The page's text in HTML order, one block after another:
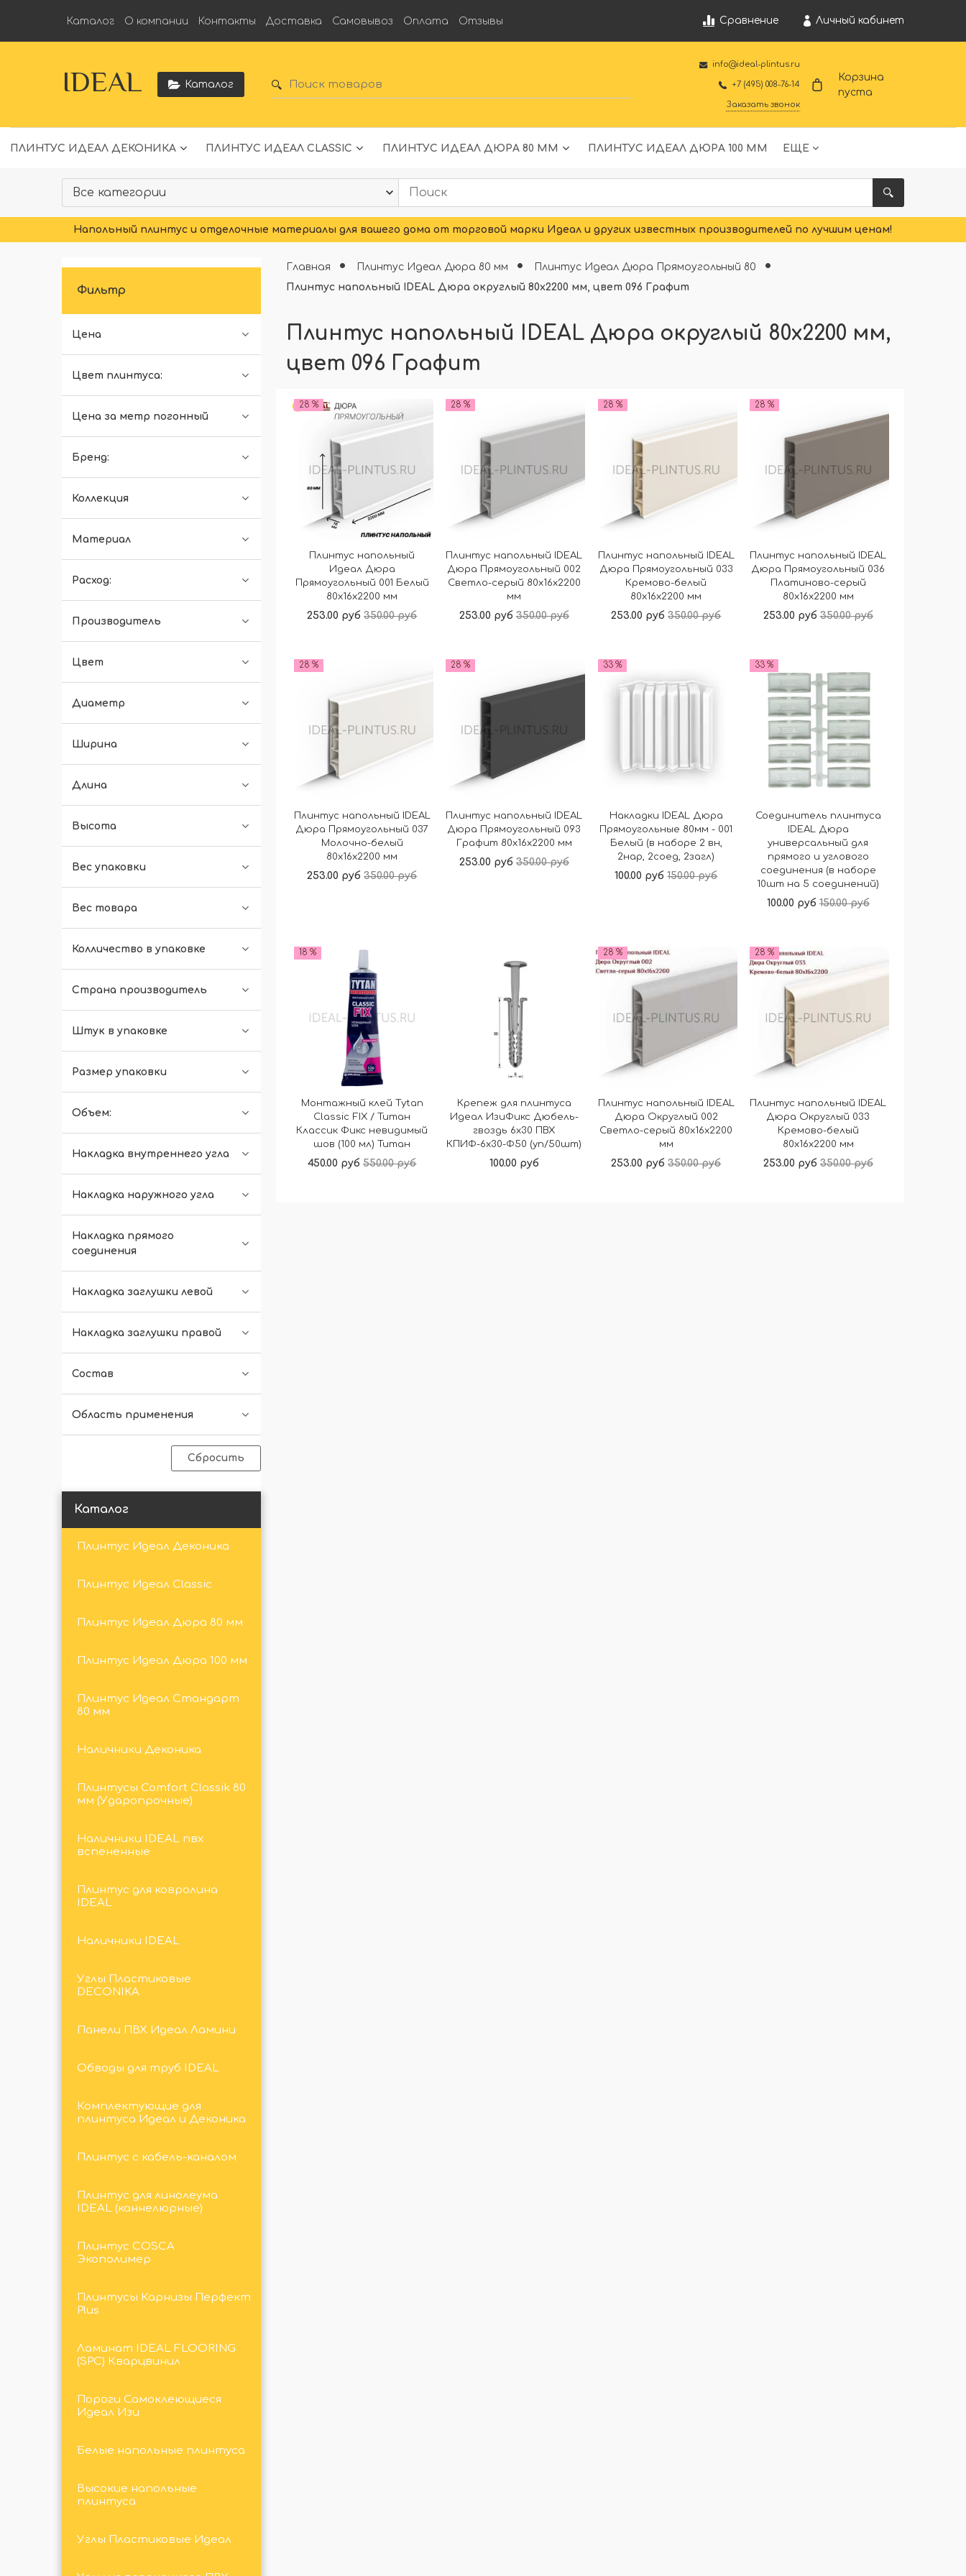
Сравнение Личный кабинет
Каталог О компании Контакты Доставка Самовывоз Оплата Отзывы
IDEAL Каталог
info@ideal-plintus.ru
+7 (495) 008-76-14
Заказать звонок
Корзина
пуста
ПЛИНТУС ИДЕАЛ ДЕКОНИКА ПЛИНТУС ИДЕАЛ CLASSIC ПЛИНТУС ИДЕАЛ ДЮРА 80 ММ ПЛИНТУС ИДЕАЛ ДЮРА 100 ММ ЕЩЕ
Напольный плинтус и отделочные материалы для вашего дома от торговой марки Идеал и других известных производителей по лучшим ценам!
Фильтр
Цена
Цвет плинтуса:
Цена за метр погонный
Бренд:
Коллекция
Материал
Расход:
Производитель
Цвет
Диаметр
Ширина
Длина
Высота
Вес упаковки
Вес товара
Колличество в упаковке
Страна производитель
Штук в упаковке
Размер упаковки
Объем:
Накладка внутреннего угла
Накладка наружного угла
Накладка прямого
соединения
Накладка заглушки левой
Накладка заглушки правой
Состав
Область применения
Сбросить
Каталог
Плинтус Идеал Деконика
Плинтус Идеал Classic
Плинтус Идеал Дюра 80 мм
Плинтус Идеал Дюра 100 мм
Плинтус Идеал Стандарт
80 мм
Наличники Деконика
Плинтусы Comfort Classik 80
мм (Ударопрочные)
Наличники IDEAL пвх
вспененные
Плинтус для ковролина
IDEAL
Наличники IDEAL
Углы Пластиковые
DECONIKA
Панели ПВХ Идеал Ламини
Обводы для труб IDEAL
Комплектующие для
плинтуса Идеал и Деконика
Плинтус с кабель-каналом
Плинтус для линолеума
IDEAL (каннелюрные)
Плинтус COSCA
Экополимер
Плинтусы Карнизы Перфект
Plus
Ламинат IDEAL FLOORING
(SPC) Кварцвинил
Пороги Самоклеющиеся
Идеал Изи
Белые напольные плинтуса
Высокие напольные
плинтуса
Углы Пластиковые Идеал
Главная Плинтус Идеал Дюра 80 мм
Плинтус Идеал Дюра Прямоугольный 80
Плинтус напольный IDEAL Дюра округлый 80х2200 мм, цвет 096 Графит
Плинтус напольный IDEAL Дюра округлый 80х2200 мм,
цвет 096 Графит
28 %
Плинтус напольный
Идеал Дюра
Прямоугольный 001 Белый
80x16x2200 мм
253.00 руб 350.00 руб
28 %
Плинтус напольный IDEAL
Дюра Прямоугольный 002
Светло-серый 80x16x2200
мм
253.00 руб 350.00 руб
28 %
Плинтус напольный IDEAL
Дюра Прямоугольный 033
Кремово-белый
80x16x2200 мм
253.00 руб 350.00 руб
28 %
Плинтус напольный IDEAL
Дюра Прямоугольный 036
Платиново-серый
80x16x2200 мм
253.00 руб 350.00 руб
28 %
Плинтус напольный IDEAL
Дюра Прямоугольный 037
Молочно-белый
80x16x2200 мм
253.00 руб 350.00 руб
28 %
Плинтус напольный IDEAL
Дюра Прямоугольный 093
Графит 80x16x2200 мм
253.00 руб 350.00 руб
33 %
Накладки IDEAL Дюра
Прямоугольные 80мм - 001
Белый (в наборе 2 вн,
2нар, 2соед, 2загл)
100.00 руб 150.00 руб
33 %
Соединитель плинтуса
IDEAL Дюра
универсальный для
прямого и углового
соединения (в наборе
10шт на 5 соединений)
100.00 руб 150.00 руб
18 %
Монтажный клей Tytan
Classic FIX / Титан
Классик Фикс невидимый
шов (100 мл) Титан
450.00 руб 550.00 руб
Крепеж для плинтуса
Идеал ИзиФикс Дюбель-
гвоздь 6х30 ПВХ
КПИФ-6х30-Ф50 (уп/50шт)
100.00 руб
28 %
Плинтус напольный IDEAL
Дюра Округлый 002
Светло-серый 80x16x2200
мм
253.00 руб 350.00 руб
28 %
Плинтус напольный IDEAL
Дюра Округлый 033
Кремово-белый
80x16x2200 мм
253.00 руб 350.00 руб